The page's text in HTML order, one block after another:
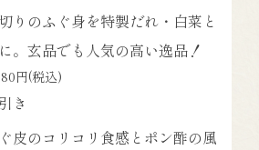
りのふぐ身を特製だれ・白菜と
。玄品でも人気の高い逸品！
円(税込)
き
皮のコリコリ食感とポン酢の風